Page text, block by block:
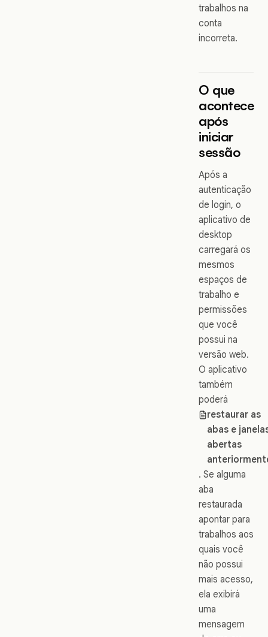
trabalhos na
conta
incorreta.
O que
acontece
após
iniciar
sessão
Após a
autenticação
de login, o
aplicativo de
desktop
carregará os
mesmos
espaços de
trabalho e
permissões
que você
possui na
versão web.
O aplicativo
também
poderá
restaurar as
abas e
abertas
. Se alguma
aba
restaurada
apontar para
trabalhos aos
quais você
não possui
mais acesso,
ela exibirá
uma
mensagem